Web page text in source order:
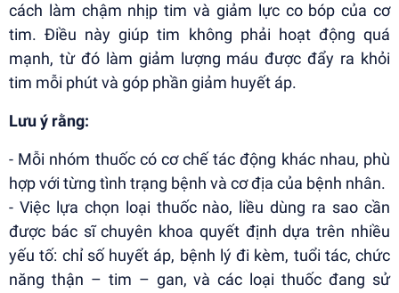
cách làm chậm nhịp tim và giảm lực co bóp của cơ
tim. Điều này giúp tim không phải hoạt động quá
mạnh, từ đó làm giảm lượng máu được đẩy ra khỏi
tim mỗi phút và góp phần giảm huyết áp.
Lưu ý rằng:
- Mỗi nhóm thuốc có cơ chế tác động khác nhau, phù
hợp với từng tình trạng bệnh và cơ địa của bệnh nhân.
- Việc lựa chọn loại thuốc nào, liều dùng ra sao cần
được bác sĩ chuyên khoa quyết định dựa trên nhiều
yếu tố: chỉ số huyết áp, bệnh lý đi kèm, tuổi tác, chức
năng thận – tim – gan, và các loại thuốc đang sử